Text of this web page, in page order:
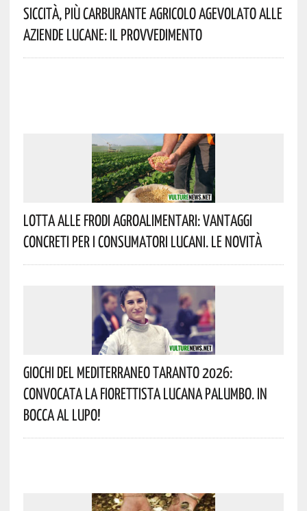
Siccità, Più Carburante Agricolo Agevolato Alle
Aziende Lucane: Il Provvedimento
Lotta Alle Frodi Agroalimentari: Vantaggi
Concreti Per I Consumatori Lucani. Le Novità
Giochi Del Mediterraneo Taranto 2026:
Convocata La Fiorettista Lucana Palumbo. In
Bocca Al Lupo!